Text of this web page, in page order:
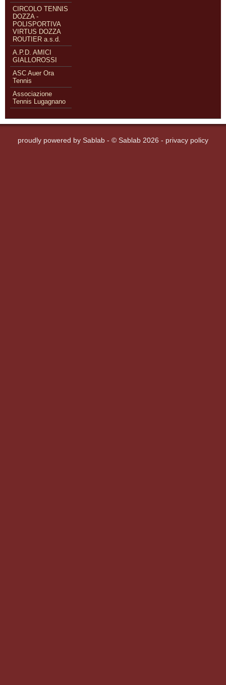
CIRCOLO TENNIS
DOZZA -
POLISPORTIVA
VIRTUS DOZZA
ROUTIER a.s.d.
A.P.D. AMICI
GIALLOROSSI
ASC Auer Ora
Tennis
Associazione
Tennis Lugagnano
proudly powered by Sablab - © Sablab 2026 - privacy policy